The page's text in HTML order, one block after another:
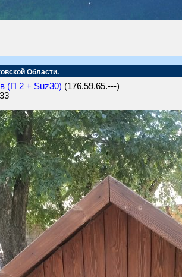
Области.
(П 2 + Suz30) (176.59.65.---)